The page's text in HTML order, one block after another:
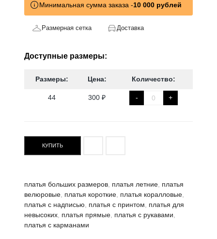
Минимальная сумма заказа -10 000 рублей
Размерная сетка Доставка
Доступные размеры:
Размеры: Цена: Количество:
44 300 ₽ - +
КУПИТЬ
платья больших размеров платья летние платья
велюровые платья короткие платья коралловые
платья с надписью
платья с принтом
платья для
невысоких платья прямые платья с рукавами
платья с карманами